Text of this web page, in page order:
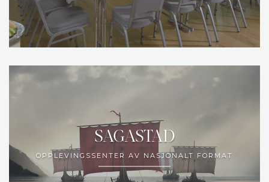
SAGASTAD
OPPLEVINGSSENTER AV NASJONALT FORMAT